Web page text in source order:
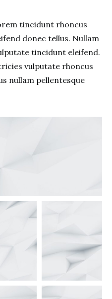
tincidunt rhoncus
donec tellus. Nullam
tincidunt eleifend.
vulputate rhoncus
nullam pellentesque